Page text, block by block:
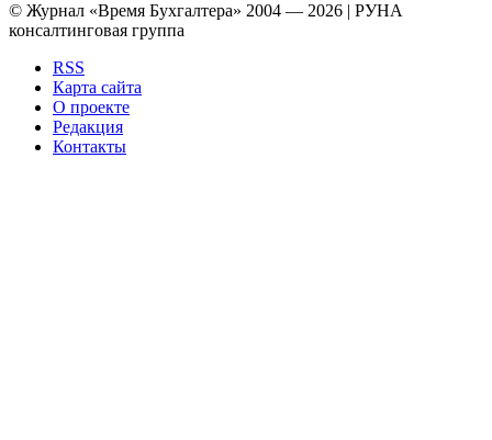
© Журнал «Время Бухгалтера» 2004 — 2026 | РУНА
консалтинговая группа
RSS
Карта сайта
О проекте
Редакция
Контакты